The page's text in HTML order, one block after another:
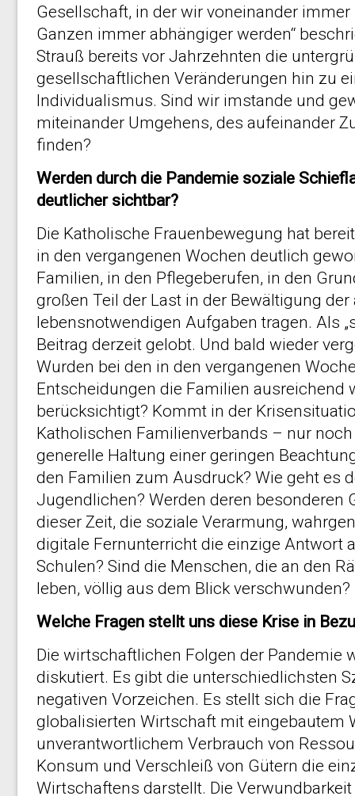
Gesellschaft, in der wir voneinander
Ganzen immer abhängiger werden“
Strauß bereits vor Jahrzehnten die
gesellschaftlichen Veränderungen hin zu
Individualismus. Sind wir imstande und
miteinander Umgehens, des aufeinander
finden?
Werden durch die Pandemie soziale
deutlicher sichtbar?
Die Katholische Frauenbewegung hat
in den vergangenen Wochen deutlich
Familien, in den Pflegeberufen, in den
großen Teil der Last in der Bewältigung
lebensnotwendigen Aufgaben tragen. Als
Beitrag derzeit gelobt. Und bald wieder
Wurden bei den in den vergangenen
Entscheidungen die Familien ausreichend
berücksichtigt? Kommt in der
Katholischen Familienverbands – nur
generelle Haltung einer geringen
den Familien zum Ausdruck? Wie geht es
Jugendlichen? Werden deren besonderen
dieser Zeit, die soziale Verarmung,
digitale Fernunterricht die einzige Antwort
Schulen? Sind die Menschen, die an den
leben, völlig aus dem Blick verschwunden?
Welche Fragen stellt uns diese Krise in
Die wirtschaftlichen Folgen der Pandemie
diskutiert. Es gibt die unterschiedlichsten
negativen Vorzeichen. Es stellt sich die
globalisierten Wirtschaft mit eingebautem
unverantwortlichem Verbrauch von
Konsum und Verschleiß von Gütern die
Wirtschaftens darstellt. Die